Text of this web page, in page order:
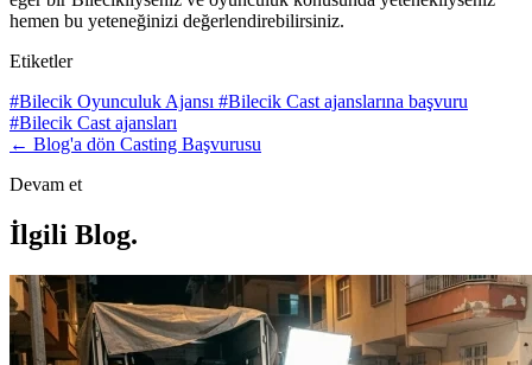
hemen bu yeteneğinizi değerlendirebilirsiniz.
Etiketler
#Bilecik Oyunculuk Ajansı #Bilecik Cast ajanslarına başvuru
#Bilecik Cast ajansları
← Blog'a dön Casting Başvurusu
Devam et
İlgili Blog.